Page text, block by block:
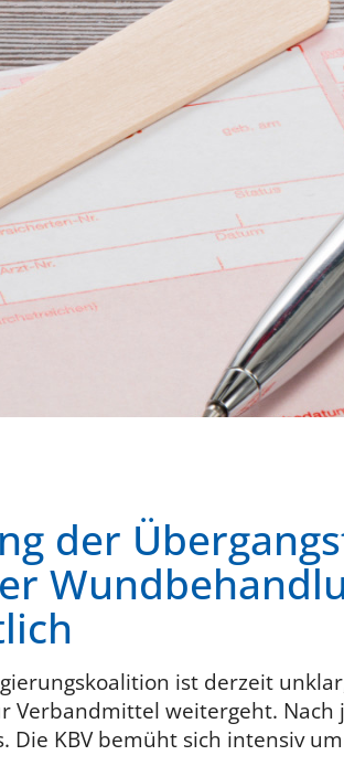
der
ist derzeit
Verbandmittel weitergeht.
Die KBV bemüht sich intensiv